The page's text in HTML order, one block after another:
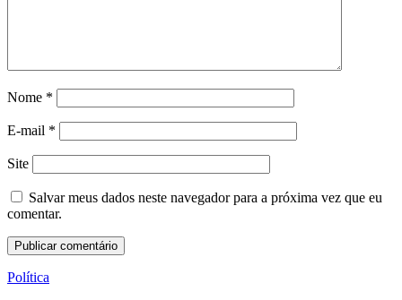
Nome *
E-mail *
Site
Salvar meus dados neste navegador para a próxima vez que eu
comentar.
Política